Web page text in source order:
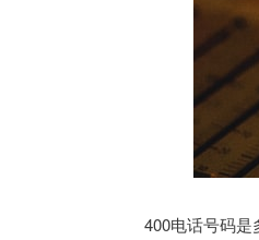
400电话号码是